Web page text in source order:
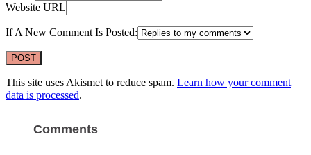
Website URL
If A New Comment Is Posted:
This site uses Akismet to reduce spam. Learn how your comment
data is processed.
Comments